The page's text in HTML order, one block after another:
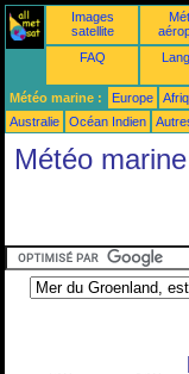
Images
satellite
FAQ
Météo marine : Europe
Australie
Océan Indien
Météo